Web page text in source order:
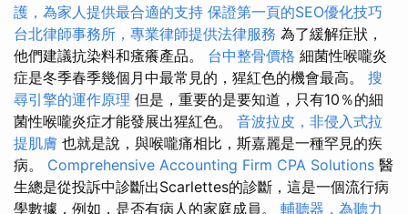
護，為家人提供最合適的支持 保證第一頁的SEO優化技巧
台北律師事務所，專業律師提供法律服務 為了緩解症狀，
他們建議抗染料和瘙癢產品。 台中整骨價格 細菌性喉嚨炎
症是冬季春季幾個月中最常見的，猩紅色的機會最高。 搜
尋引擎的運作原理 但是，重要的是要知道，只有10％的細
菌性喉嚨炎症才能發展出猩紅色。 音波拉皮，非侵入式拉
提肌膚 也就是說，與喉嚨痛相比，斯嘉麗是一種罕見的疾
病。 Comprehensive Accounting Firm CPA Solutions 醫
生總是從投訴中診斷出Scarlettes的診斷，這是一個流行病
學數據，例如，是否有病人的家庭成員。 輔聽器，為聽力